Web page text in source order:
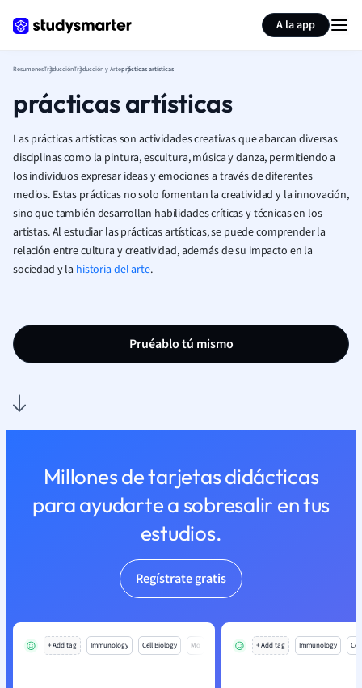
A la app
ResumenesTraducciónTraducción y Arteprácticas artísticas
prácticas artísticas
Las prácticas artísticas son actividades creativas que abarcan diversas
disciplinas como la pintura, escultura, música y danza, permitiendo a
los individuos expresar ideas y emociones a través de diferentes
medios. Estas prácticas no solo fomentan la creatividad y la innovación,
sino que también desarrollan habilidades críticas y técnicas en los
artistas. Al estudiar las prácticas artísticas, se puede comprender la
relación entre cultura y creatividad, además de su impacto en la
sociedad y la historia del arte.
Pruéablo tú mismo
Millones de tarjetas didácticas
para ayudarte a sobresalir en tus
estudios.
Regístrate gratis
+ Add tag Immunology Cell Biology Mo + Add tag Immunology
Resumir página